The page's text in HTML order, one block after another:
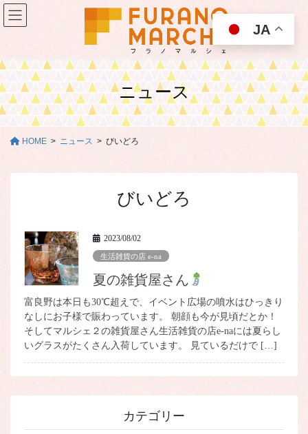
コ
ン
ツ
移
動
ナ
ビ
シ
ン
に
ニュース
HOME ニュース びいどろ
びいどろ
2023/08/02
生活雑貨の店 e-na
夏の雑貨屋さん
富良野は本日も30℃超えで、イベント広場の噴水はひっきり
なしにお子様で賑わっています。 朝顔も今が見頃だとか！
そしてマルシェ２の雑貨屋さん生活雑貨の店e-naには夏らし
いグラスがたくさん入荷しています。 見ているだけで […]
カテゴリー
JA